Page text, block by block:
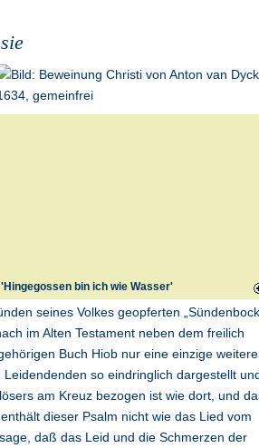
'Hingegossen bin ich wie Wasser'
seines Volkes geopferten
im Alten Testament neben dem freilich
Buch Hiob nur eine einzige weitere
so eindringlich dargestellt
am Kreuz bezogen ist wie dort, und
dieser Psalm nicht wie das Lied vom
daß das Leid und die Schmerzen der